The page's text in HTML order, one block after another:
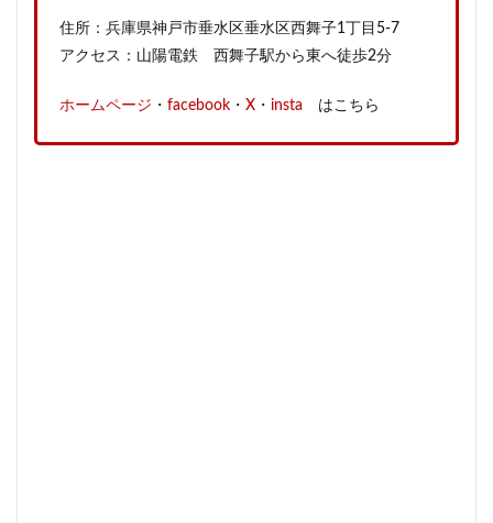
住所：兵庫県神戸市垂水区垂水区西舞子1丁目5-7
アクセス：山陽電鉄 西舞子駅から東へ徒歩2分
ホームページ ・ facebook ・ X ・ insta はこちら